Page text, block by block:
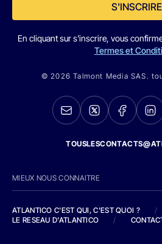
S'INSCRIRE
En cliquant sur s'inscrire, vous
Termes et
© 2026 Talmont Media SAS.
MIEUX NOUS CONNAITRE
ATLANTICO C'EST QUI, C'EST QUOI ?
/
LE RESEAU D'ATLANTICO
/